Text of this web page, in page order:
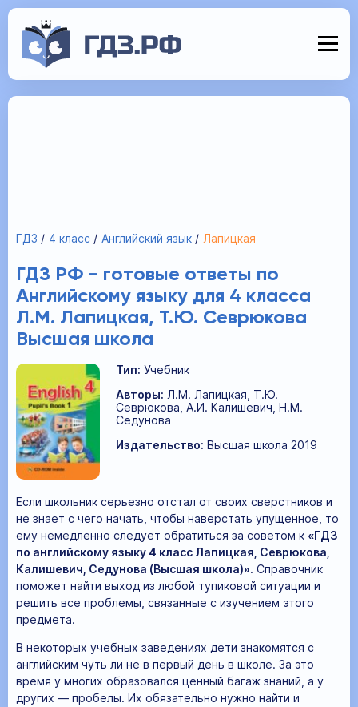
ГДЗ 4 класс Английский язык Лапицкая
ГДЗ РФ - готовые ответы по
Английскому языку для 4 класса
Л.М. Лапицкая, Т.Ю. Севрюкова
Высшая школа
Тип: Учебник
Авторы: Л.М. Лапицкая, Т.Ю.
Севрюкова, А.И. Калишевич, Н.М.
Седунова
Издательство: Высшая школа 2019
Если школьник серьезно отстал от своих сверстников и
не знает с чего начать, чтобы наверстать упущенное, то
ему немедленно следует обратиться за советом к «ГДЗ
по английскому языку 4 класс Лапицкая, Севрюкова,
Калишевич, Седунова (Высшая школа)». Справочник
поможет найти выход из любой тупиковой ситуации и
решить все проблемы, связанные с изучением этого
предмета.
В некоторых учебных заведениях дети знакомятся с
английским чуть ли не в первый день в школе. За это
время у многих образовался ценный багаж знаний, а у
других — пробелы. Их обязательно нужно найти и